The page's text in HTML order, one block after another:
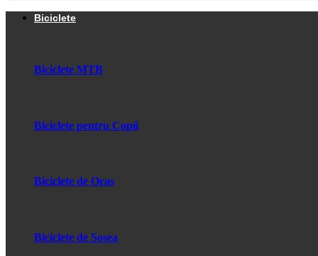
Biciclete
Biciclete MTB
Biciclete pentru Copii
Biciclete de Oras
Biciclete de Sosea